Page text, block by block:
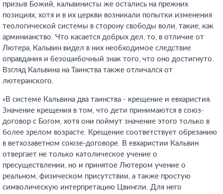
призыв Божий, кальвинисты же остались на прежних
позициях, хотя и в их церкви возникали попытки изменения
теологической системы в сторону свободы воли, такие, как
арминианство. Что касается добрых дел, то, в отличие от
Лютера, Кальвин видел в них необходимое следствие
оправдания и безошибочный знак того, что оно достигнуто.
Взгляд Кальвина на Таинства также отличался от
лютеранского.
«В системе Кальвина два таинства - крещение и евхаристия.
Значение крещения в том, что дети принимаются в союз-
договор с Богом, хотя они поймут значение этого только в
более зрелом возрасте. Крещение соответствует обрезанию
в ветхозаветном союзе-договоре. В евхаристии Кальвин
отвергает не только католическое учение о
пресуществлении, но и принятое Лютером учение о
реальном, физическом присутствии, а также простую
символическую интерпретацию Цвингли. Для него